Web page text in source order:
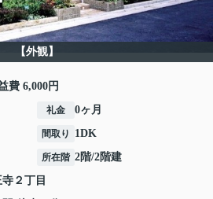
【外観】
費 6,000円
礼金 0ヶ月
間取り 1DK
所在階 2階/2階建
寺 ２丁目